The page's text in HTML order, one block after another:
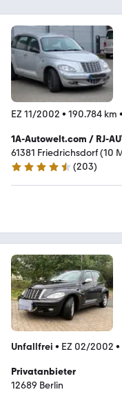
EZ 11/2002 • 190.784 km •
1A-Autowelt.com / RJ-
61381 Friedrichsdorf (10
4.3 Sterne
(203)
Unfallfrei • EZ 02/2002 •
Privatanbieter
12689 Berlin